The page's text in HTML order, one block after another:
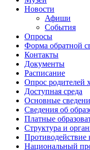
Новости
Афиши
События
Опросы
Форма обратной
Контакты
Документы
Расписание
Опрос родителей
Доступная среда
Основные
Сведения об
Платные
Структура и
Противодействие
Национальный